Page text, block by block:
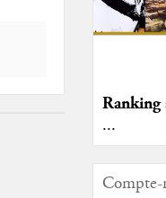
Ranking
...